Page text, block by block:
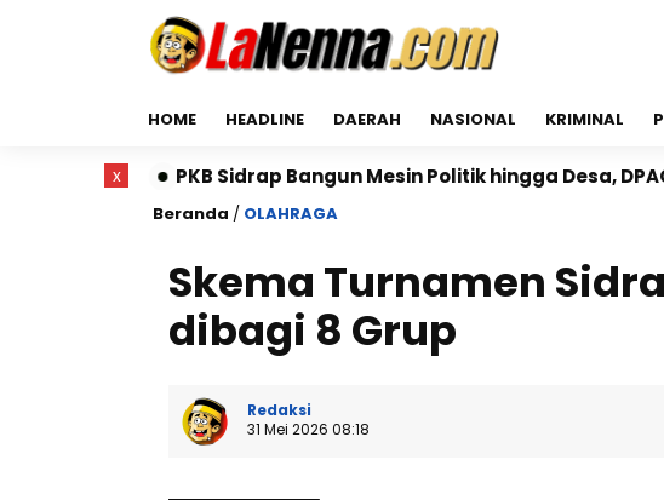
HOME HEADLINE DAERAH NASIONAL KRIMINAL
Sidrap Bangun Mesin Politik hingga Desa, DPAC dan Rekrutmen
Beranda / OLAHRAGA
Skema Turnamen
dibagi 8 Grup
Redaksi
31 Mei 2026 08:18
x